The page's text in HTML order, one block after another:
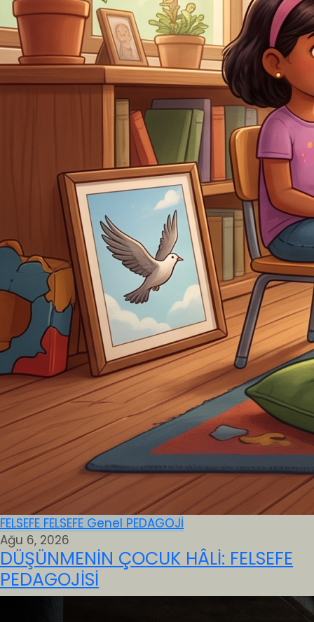
FELSEFE FELSEFE Genel PEDAGOJİ
Ağu 6, 2026
DÜŞÜNMENİN ÇOCUK HÂLİ: FELSEFE
PEDAGOJİSİ